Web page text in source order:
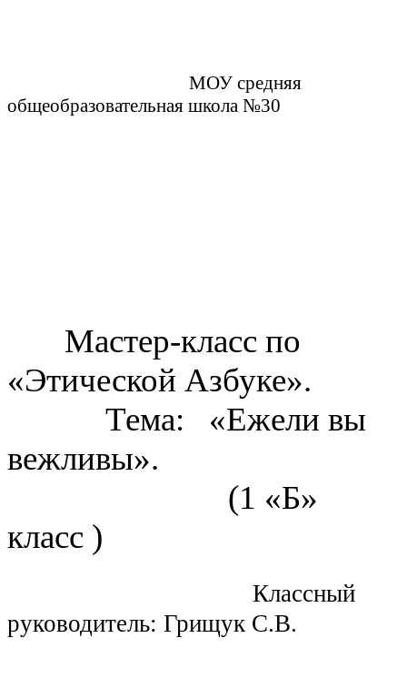
МОУ средняя
общеобразовательная школа №30
Мастер-класс по
«Этической Азбуке».
Тема: «Ежели вы
вежливы».
(1 «Б»
класс )
Классный
руководитель: Грищук С.В.